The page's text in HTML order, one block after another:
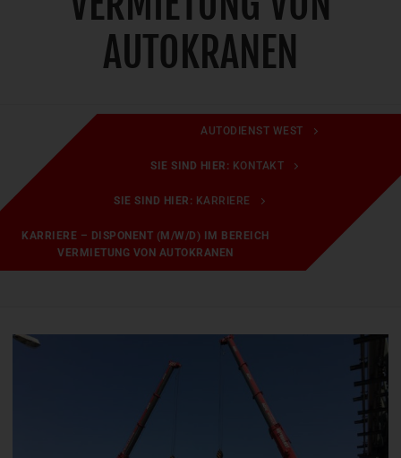
AUTOKRANEN
AUTODIENST WEST
SIE SIND HIER: KONTAKT
SIE SIND HIER: KARRIERE
KARRIERE – DISPONENT (M/W/D) IM BEREICH
VERMIETUNG VON AUTOKRANEN